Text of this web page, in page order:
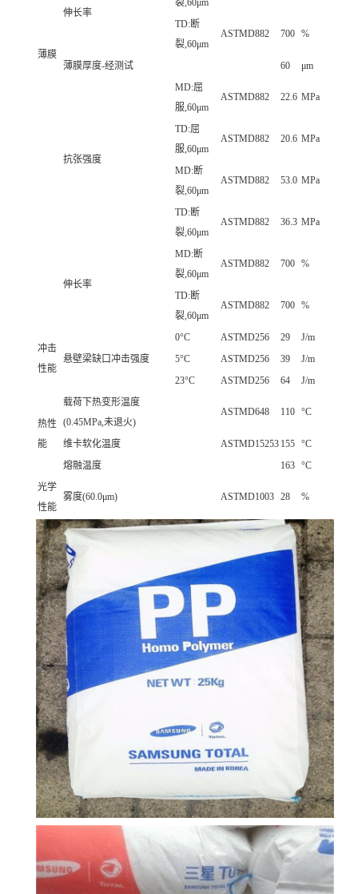
薄膜
伸长率
裂,60μm
TD:断
裂,60μm
ASTMD882 700 %
薄膜厚度-经测试 60 μm
抗张强度
MD:屈
服,60μm
ASTMD882 22.6 MPa
TD:屈
服,60μm
ASTMD882 20.6 MPa
MD:断
裂,60μm
ASTMD882 53.0 MPa
TD:断
裂,60μm
ASTMD882 36.3 MPa
伸长率
MD:断
裂,60μm
ASTMD882 700 %
TD:断
裂,60μm
ASTMD882 700 %
冲击
性能
悬壁梁缺口冲击强度
0°C ASTMD256 29
J/m
5°C
ASTMD256 39
J/m
23°C
ASTMD256 64 J/m
热性
能
载荷下热变形温度
(0.45MPa,未退火)
ASTMD648 110 °C
维卡软化温度 ASTMD15253 155 °C
熔融温度
163 °C
光学
性能
雾度(60.0μm) ASTMD1003 28 %